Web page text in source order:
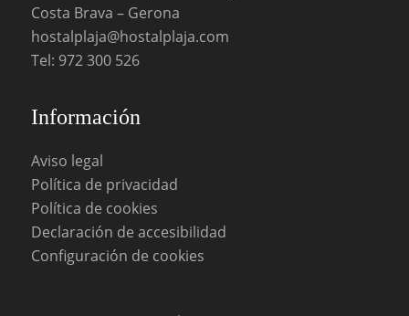
Costa Brava – Gerona
hostalplaja@hostalplaja.com
Tel: 972 300 526
Información
Aviso legal
Política de privacidad
Política de cookies
Declaración de accesibilidad
Configuración de cookies